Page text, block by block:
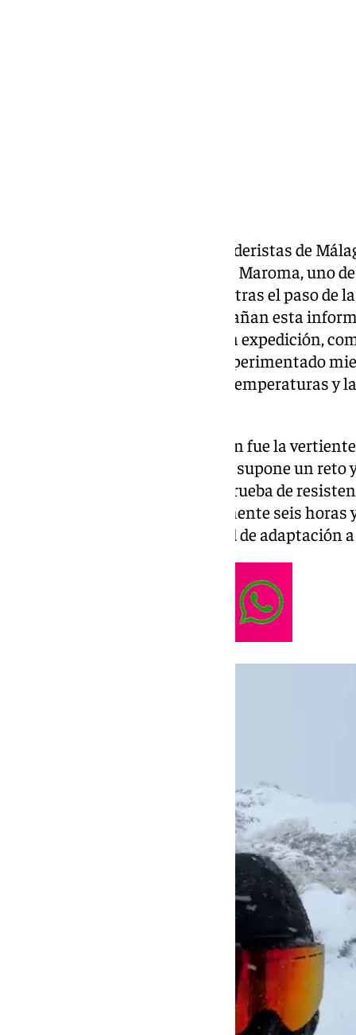
Un grupo de montañistas y senderistas de
estampa invernal del pico de La Maroma, uno
cubierto por un manto de nieve tras el paso de
ver en las imágenes que acompañan esta
senderistas, Antonio Román. La expedición,
liderada por Antonio Ortega, experimentado
desafió las bajas temperaturas y
La ruta elegida para la ascensión fue la
en circunstancias normales, ya supone un reto
se convirtió en una verdadera prueba de
extendió durante aproximadamente seis horas
senderistas una gran capacidad de